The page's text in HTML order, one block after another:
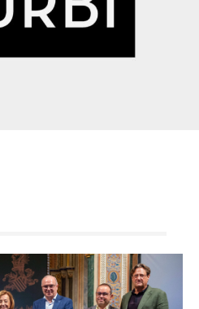
PáginaPágina
Página